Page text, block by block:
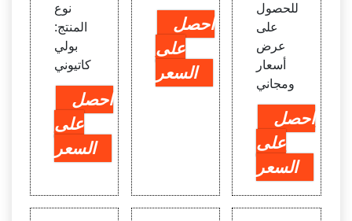
نوع
المنتج:
بولي
كاتيوني
احصل
على
السعر
احصل
على
السعر
للحصول
على
عرض
أسعار
ومجاني
احصل
على
السعر